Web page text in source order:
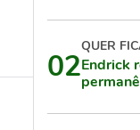
02
QUER
Endrick